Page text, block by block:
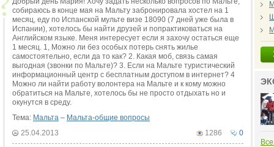
собираюсь в конце мая на Мальту забронировала хостел на 1
месяц, еду по Испанской мульте визе 18090 (7 дней уже была в
Испании), хотелось бы найти друзей и попрактиковаться на
Английском языке. Меня интересует если я захочу остаться еще
1 месяц. 1, Можно ли без особых потерь снять жилье
самостоятельно, если да то как? 2. Какая моб, связь самая
выгодная (звонки по Мальте)? 3. Если на Мальте туристический
информационный центр с бесплатным доступом в интернет? 4
Можно ли найти работу волонтера на Мальте и к кому можно
обратиться на Мальте, хотелось бы не просто отдыхать но и
окунутся в среду.
Тема: Мальта – Мальта-общие вопросы
0
1286
25.04.2013